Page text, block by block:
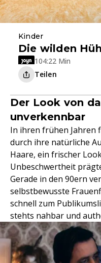
Kinder
Die wilden
104:22 Min
Teilen
Der Look von
unverkennbar
In ihren frühen Jahren
durch ihre natürliche
Haare, ein frischer
Unbeschwertheit
Gerade in den 90ern
selbstbewusste
schnell zum
stehts nahbar und